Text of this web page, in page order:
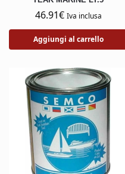
46.91€ Iva inclusa
Aggiungi al carrello